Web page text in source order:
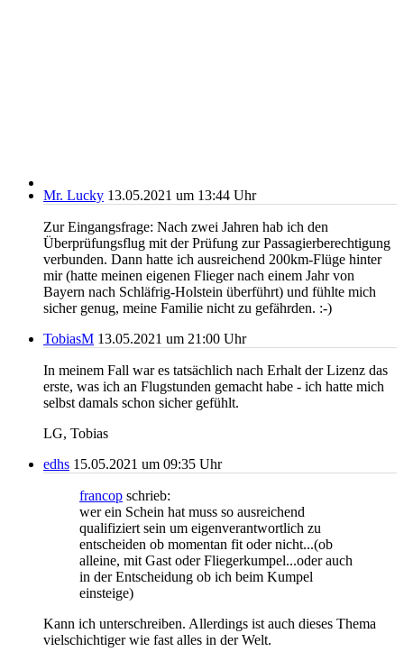
Mr. Lucky 13.05.2021 um 13:44 Uhr
Zur Eingangsfrage: Nach zwei Jahren hab ich den
Überprüfungsflug mit der Prüfung zur Passagierberechtigung
verbunden. Dann hatte ich ausreichend 200km-Flüge hinter
mir (hatte meinen eigenen Flieger nach einem Jahr von
Bayern nach Schläfrig-Holstein überführt) und fühlte mich
sicher genug, meine Familie nicht zu gefährden. :-)
TobiasM 13.05.2021 um 21:00 Uhr
In meinem Fall war es tatsächlich nach Erhalt der Lizenz das
erste, was ich an Flugstunden gemacht habe - ich hatte mich
selbst damals schon sicher gefühlt.
LG, Tobias
edhs 15.05.2021 um 09:35 Uhr
francop schrieb:
wer ein Schein hat muss so ausreichend
qualifiziert sein um eigenverantwortlich zu
entscheiden ob momentan fit oder nicht...(ob
alleine, mit Gast oder Fliegerkumpel...oder auch
in der Entscheidung ob ich beim Kumpel
einsteige)
Kann ich unterschreiben. Allerdings ist auch dieses Thema
vielschichtiger wie fast alles in der Welt.